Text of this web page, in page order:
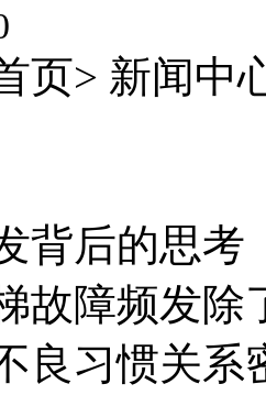
页> 新闻中
背后的思考
故障频发
良习惯关系